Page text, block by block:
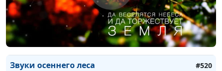
Возможность (зима) #523
Будущее будет (лето) #522
Рябиновая осень #521
Звуки осеннего леса #520